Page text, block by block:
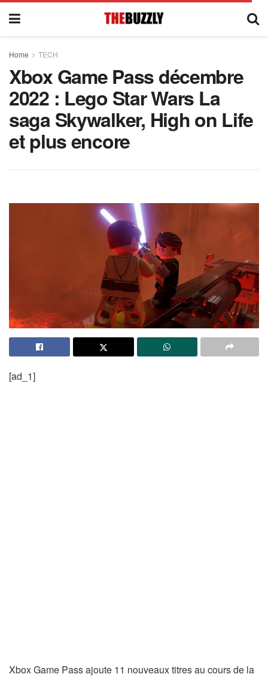
Home TECH
Xbox Game Pass décembre
2022 : Lego Star Wars La
saga Skywalker, High on Life
et plus encore
[ad_1]
Xbox Game Pass ajoute 11 nouveaux titres au cours de la